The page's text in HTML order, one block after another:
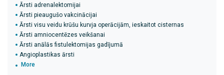
Ārsti adrenalektomijai
Ārsti pieaugušo vakcinācijai
Ārsti visu veidu krūšu kurvja operācijām, ieskaitot cisternas
Ārsti amniocentēzes veikšanai
Ārsti anālās fistulektomijas gadījumā
Angioplastikas ārsti
More